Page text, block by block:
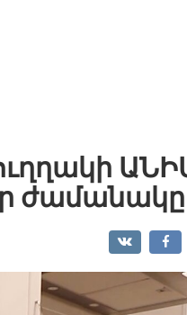
ժամանակը